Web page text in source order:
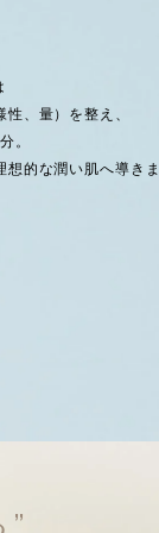
、量）を整え、
。
想的な潤い肌へ導き